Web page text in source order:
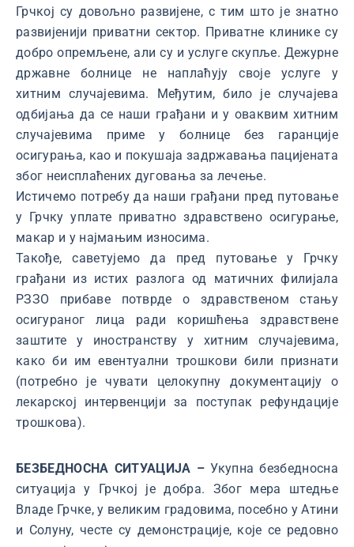
Грчкој су довољно развијене, с тим што је знатно
развијенији приватни сектор. Приватне клинике су
добро опремљене, али су и услуге скупље. Дежурне
државне болнице не наплаћују своје услуге у
хитним случајевима. Међутим, било је случајева
одбијања да се наши грађани и у оваквим хитним
случајевима приме у болнице без гаранције
осигурања, као и покушаја задржавања пацијената
због неисплаћених дуговања за лечење.
Истичемо потребу да наши грађани пред путовање
у Грчку уплате приватно здравствено осигурање,
макар и у најмањим износима.
Такође, саветујемо да пред путовање у Грчку
грађани из истих разлога од матичних филијала
РЗЗО прибаве потврде о здравственом стању
осигураног лица ради коришћења здравствене
заштите у иностранству у хитним случајевима,
како би им евентуални трошкови били признати
(потребно је чувати целокупну документацију о
лекарској интервенцији за поступак рефундације
трошкова).
БЕЗБЕДНОСНА СИТУАЦИЈА –Укупна безбедносна
ситуација у Грчкој је добра. Због мера штедње
Владе Грчке, у великим градовима, посебно у Атини
и Солуну, честе су демонстрације, које се редовно